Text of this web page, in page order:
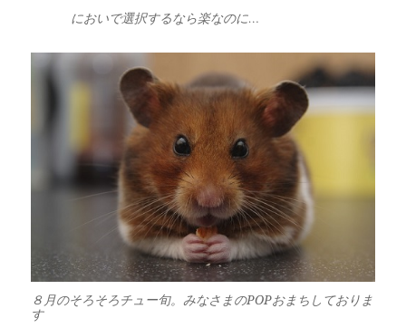
においで選択するなら楽なのに…
８月のそろそろチュー旬。みなさまのPOPおまちしておりま
す